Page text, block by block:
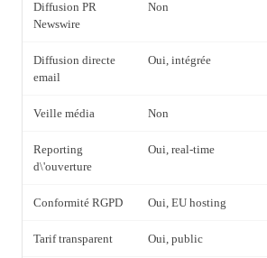
Diffusion PR
Newswire
Non
Diffusion directe
email
Oui, intégrée
Veille média Non
Reporting
d\'ouverture
Oui, real-time
Conformité RGPD Oui, EU hosting
Tarif transparent Oui, public